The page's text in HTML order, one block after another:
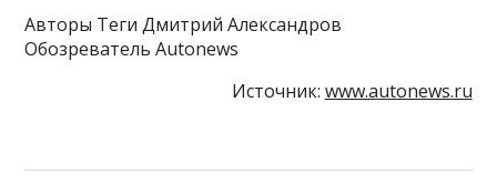
Авторы Теги Дмитрий Александров
Обозреватель Autonews
Источник: www.autonews.ru